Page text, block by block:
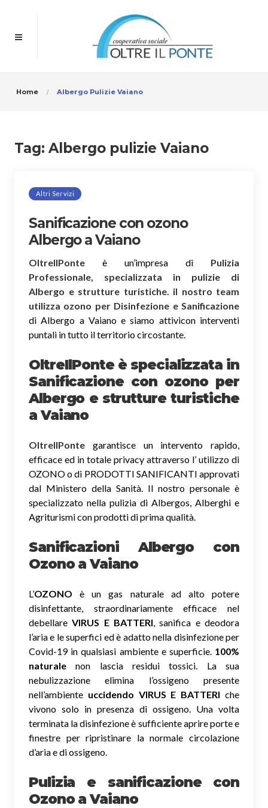
Home Albergo Pulizie Vaiano
Tag: Albergo pulizie Vaiano
Altri Servizi
Sanificazione con ozono
Albergo a Vaiano
OltreIlPonte è un’impresa di Pulizia
Professionale, specializzata in pulizie di
Albergo e strutture turistiche. il nostro team
utilizza ozono per Disinfezione e Sanificazione
di Albergo a Vaiano e siamo attivicon interventi
puntali in tutto il territorio circostante.
OltreIlPonte è specializzata in
Sanificazione con ozono per
Albergo e strutture turistiche
a Vaiano
OltreIlPonte garantisce un intervento rapido,
efficace ed in totale privacy attraverso l’ utilizzo di
OZONO o di PRODOTTI SANIFICANTI approvati
dal Ministero della Sanità. Il nostro personale è
specializzato nella pulizia di Albergos, Alberghi e
Agriturismi con prodotti di prima qualità.
Sanificazioni Albergo con
Ozonoa Vaiano
L’OZONO è un gas naturale ad alto potere
disinfettante, straordinariamente efficace nel
debellareVIRUS E BATTERI, sanifica e deodora
l’aria e le superfici ed è adatto nella disinfezione per
Covid-19 in qualsiasi ambiente e superficie. 100%
naturale non lascia residui tossici. La sua
nebulizzazione elimina l’ossigeno presente
nell’ambiente uccidendo VIRUS E BATTERI che
vivono solo in presenza di ossigeno. Una volta
terminata la disinfezione è sufficiente aprire porte e
finestre per ripristinare la normale circolazione
d’aria e di ossigeno.
Pulizia e sanificazione con
Ozono a Vaiano